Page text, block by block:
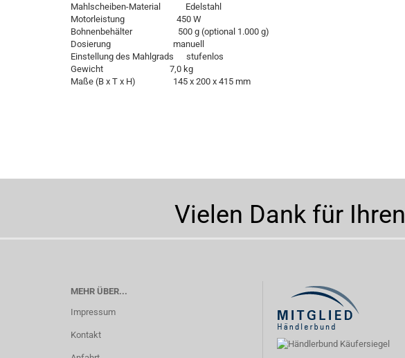
Mahlscheiben-Material Edelstahl
Motorleistung 450 W
Bohnenbehälter 500 g (optional 1.000 g)
Dosierung manuell
Einstellung des Mahlgrads stufenlos
Gewicht 7,0 kg
Maße (B x T x H) 145 x 200 x 415 mm
Vielen Dank für
MEHR ÜBER...
Impressum
Kontakt